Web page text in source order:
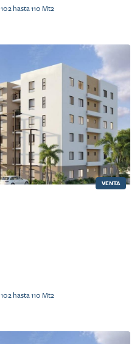
102 hasta 110 Mt2
VENTA
102 hasta 110 Mt2